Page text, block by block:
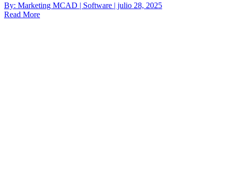
By: Marketing MCAD | Software | julio 28, 2025
Read More